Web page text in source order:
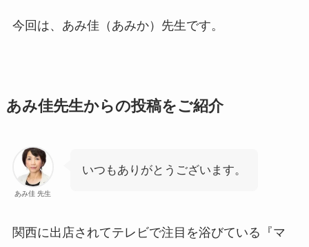
今回は、あみ佳（あみか）先生です。
あみ佳先生からの投稿をご紹介
あみ佳 先生
いつもありがとうございます。
関西に出店されてテレビで注目を浴びている『マ